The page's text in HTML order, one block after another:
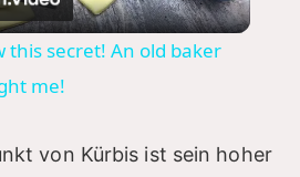
l
a
y
this secret! An old baker
me!
von Kürbis ist sein hoher